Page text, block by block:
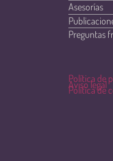
Asesorías
Preguntas
Política de
Aviso legal
Política de